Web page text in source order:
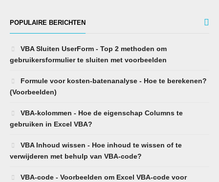
POPULAIRE BERICHTEN
VBA Sluiten UserForm - Top 2 methoden om
gebruikersformulier te sluiten met voorbeelden
Formule voor kosten-batenanalyse - Hoe te berekenen?
(Voorbeelden)
VBA-kolommen - Hoe de eigenschap Columns te
gebruiken in Excel VBA?
VBA Inhoud wissen - Hoe inhoud te wissen of te
verwijderen met behulp van VBA-code?
VBA-code - Voorbeelden om Excel VBA-code voor